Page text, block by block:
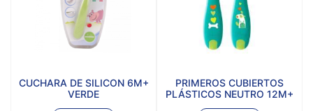
CUCHARA DE SILICON 6M+
VERDE
PRIMEROS CUBIERTOS
PLÁSTICOS NEUTRO 12M+